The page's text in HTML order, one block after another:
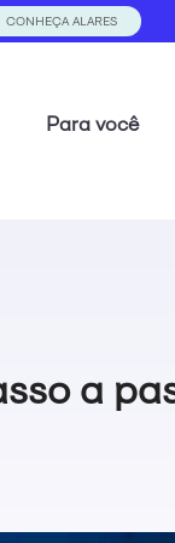
CONHEÇA ALARES
Para você
a